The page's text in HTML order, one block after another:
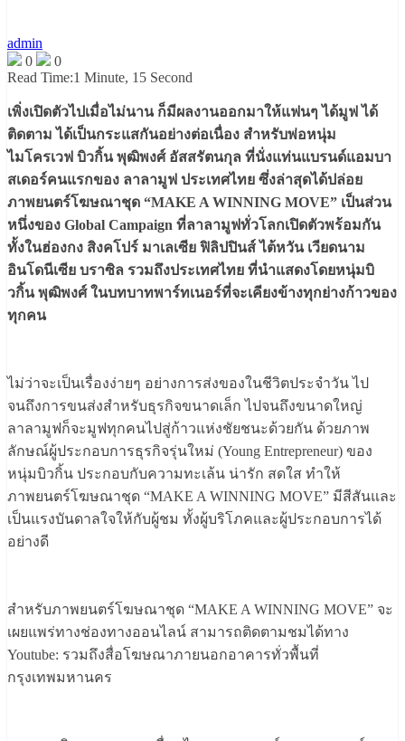
admin
0
0
Read Time:1 Minute, 15 Second
เพิ่งเปิดตัวไปเมื่อไม่นาน ก็มีผลงานออกมาให้แฟนๆ ได้มูฟ ได้
ติดตาม ได้เป็นกระแสกันอย่างต่อเนื่อง สำหรับพ่อหนุ่ม
ไมโครเวฟ บิวกิ้น พุฒิพงศ์ อัสสรัตนกุล ที่นั่งแท่นแบรนด์แอมบา
สเดอร์คนแรกของ ลาลามูฟ ประเทศไทย ซึ่งล่าสุดได้ปล่อย
ภาพยนตร์โฆษณาชุด “MAKE A WINNING MOVE” เป็นส่วน
หนึ่งของ Global Campaign ที่ลาลามูฟทั่วโลกเปิดตัวพร้อมกัน
ทั้งในฮ่องกง สิงคโปร์ มาเลเซีย ฟิลิปปินส์ ไต้หวัน เวียดนาม
อินโดนีเซีย บราซิล รวมถึงประเทศไทย ที่นำแสดงโดยหนุ่มบิ
วกิ้น พุฒิพงศ์ ในบทบาทพาร์ทเนอร์ที่จะเคียงข้างทุกย่างก้าวของ
ทุกคน
ไม่ว่าจะเป็นเรื่องง่ายๆ อย่างการส่งของในชีวิตประจำวัน ไป
จนถึงการขนส่งสำหรับธุรกิจขนาดเล็ก ไปจนถึงขนาดใหญ่
ลาลามูฟก็จะมูฟทุกคนไปสู่ก้าวแห่งชัยชนะด้วยกัน ด้วยภาพ
ลักษณ์ผู้ประกอบการธุรกิจรุ่นใหม่ (Young Entrepreneur) ของ
หนุ่มบิวกิ้น ประกอบกับความทะเล้น น่ารัก สดใส ทำให้
ภาพยนตร์โฆษณาชุด “MAKE A WINNING MOVE” มีสีสันและ
เป็นแรงบันดาลใจให้กับผู้ชม ทั้งผู้บริโภคและผู้ประกอบการได้
อย่างดี
สำหรับภาพยนตร์โฆษณาชุด “MAKE A WINNING MOVE” จะ
เผยแพร่ทางช่องทางออนไลน์ สามารถติดตามชมได้ทาง
Youtube: รวมถึงสื่อโฆษณาภายนอกอาคารทั่วพื้นที่
กรุงเทพมหานคร